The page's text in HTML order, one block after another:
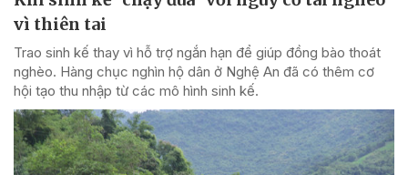
vì thiên tai
Trao sinh kế thay vì hỗ trợ ngắn hạn để giúp đồng bào thoát
nghèo. Hàng chục nghìn hộ dân ở Nghệ An đã có thêm cơ
hội tạo thu nhập từ các mô hình sinh kế.